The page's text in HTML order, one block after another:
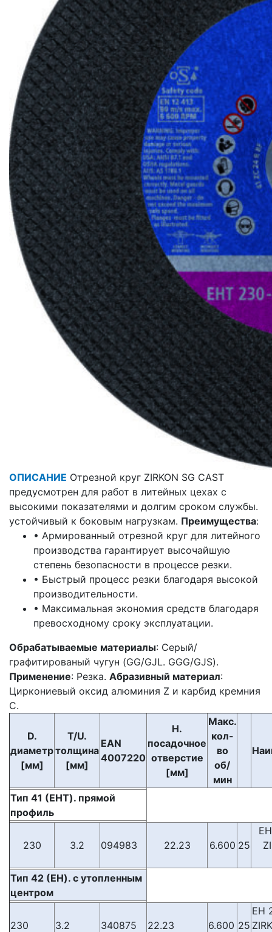
ОПИСАНИЕ Отрезной круг ZIRKON SG CAST
предусмотрен для работ в литейных цехах с
высокими показателями и долгим сроком службы.
устойчивый к боковым нагрузкам. Преимущества:
• Армированный отрезной круг для литейного
производства гарантирует высочайшую
степень безопасности в процессе резки.
• Быстрый процесс резки благодаря высокой
производительности.
• Максимальная экономия средств благодаря
превосходному сроку эксплуатации.
Обрабатываемые материалы: Серый/
графитированый чугун (GG/GJL. GGG/GJS).
Применение: Резка. Абразивный материал:
Циркониевый оксид алюминия Z и карбид кремния
C.
D.
диаметр
[мм]
T/U.
толщина
[мм]
EAN
4007220
H.
посадочное
отверстие
[мм]
Макс.
кол-
во
об/
мин
Тип 41 (EHT). прямой
профиль
230 3.2 094983 22.23 6.600 25
Тип 42 (EH). с утопленным
центром
230 3.2 340875 22.23 6.600 25
EH